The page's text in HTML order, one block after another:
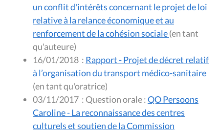
un conflit d'intérêts concernant le projet de loi
relative à la relance économique et au
renforcement de la cohésion sociale(en tant
qu'auteure)
16/01/2018 : Rapport - Projet de décret relatif
à l’organisation du transport médico-sanitaire
(en tant qu'oratrice)
03/11/2017 : Question orale :QO Persoons
Caroline - La reconnaissance des centres
culturels et soutien de la Commission